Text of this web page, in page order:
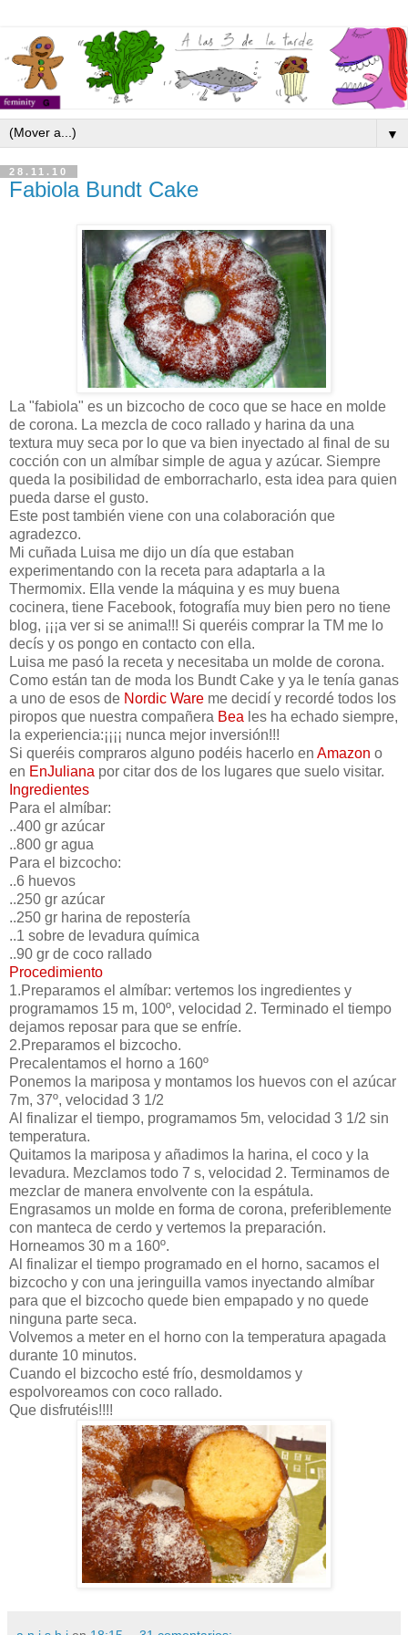
▼
28.11.10
Fabiola Bundt Cake
La "fabiola" es un bizcocho de coco que se hace en molde
de corona. La mezcla de coco rallado y harina da una
textura muy seca por lo que va bien inyectado al final de su
cocción con un almíbar simple de agua y azúcar. Siempre
queda la posibilidad de emborracharlo, esta idea para quien
pueda darse el gusto.
Este post también viene con una colaboración que
agradezco.
Mi cuñada Luisa me dijo un día que estaban
experimentando con la receta para adaptarla a la
Thermomix. Ella vende la máquina y es muy buena
cocinera, tiene Facebook, fotografía muy bien pero no tiene
blog, ¡¡¡a ver si se anima!!! Si queréis comprar la TM me lo
decís y os pongo en contacto con ella.
Luisa me pasó la receta y necesitaba un molde de corona.
Como están tan de moda los Bundt Cake y ya le tenía ganas
a uno de esos de Nordic Ware me decidí y recordé todos los
piropos que nuestra compañera Bea les ha echado siempre,
la experiencia:¡¡¡¡ nunca mejor inversión!!!
Si queréis compraros alguno podéis hacerlo en Amazon o
en EnJuliana por citar dos de los lugares que suelo visitar.
Ingredientes
Para el almíbar:
..400 gr azúcar
..800 gr agua
Para el bizcocho:
..6 huevos
..250 gr azúcar
..250 gr harina de repostería
..1 sobre de levadura química
..90 gr de coco rallado
Procedimiento
1.Preparamos el almíbar: vertemos los ingredientes y
programamos 15 m, 100º, velocidad 2. Terminado el tiempo
dejamos reposar para que se enfríe.
2.Preparamos el bizcocho.
Precalentamos el horno a 160º
Ponemos la mariposa y montamos los huevos con el azúcar
7m, 37º, velocidad 3 1/2
Al finalizar el tiempo, programamos 5m, velocidad 3 1/2 sin
temperatura.
Quitamos la mariposa y añadimos la harina, el coco y la
levadura. Mezclamos todo 7 s, velocidad 2. Terminamos de
mezclar de manera envolvente con la espátula.
Engrasamos un molde en forma de corona, preferiblemente
con manteca de cerdo y vertemos la preparación.
Horneamos 30 m a 160º.
Al finalizar el tiempo programado en el horno, sacamos el
bizcocho y con una jeringuilla vamos inyectando almíbar
para que el bizcocho quede bien empapado y no quede
ninguna parte seca.
Volvemos a meter en el horno con la temperatura apagada
durante 10 minutos.
Cuando el bizcocho esté frío, desmoldamos y
espolvoreamos con coco rallado.
Que disfrutéis!!!!